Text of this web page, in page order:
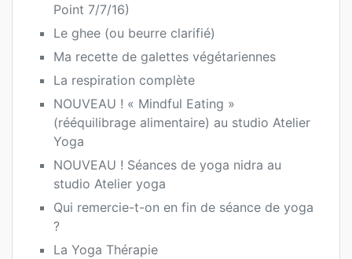
Point 7/7/16)
Le ghee (ou beurre clarifié)
Ma recette de galettes végétariennes
La respiration complète
NOUVEAU ! « Mindful Eating »
(rééquilibrage alimentaire) au studio Atelier
Yoga
NOUVEAU ! Séances de yoga nidra au
studio Atelier yoga
Qui remercie-t-on en fin de séance de yoga
?
La Yoga Thérapie